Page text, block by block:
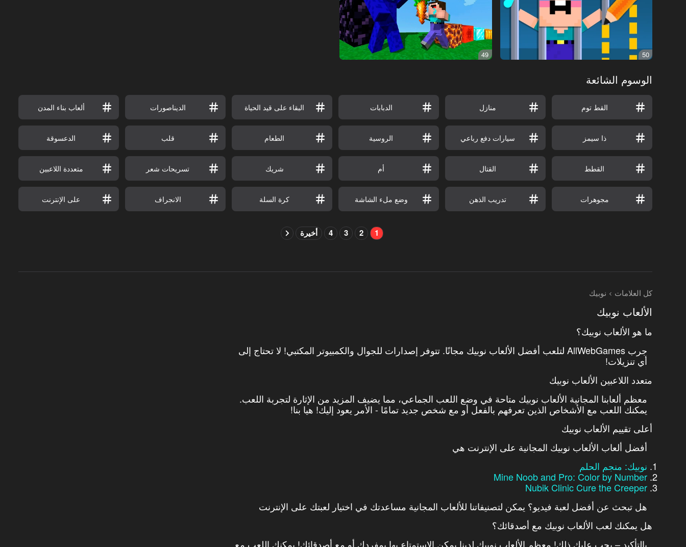
50
49
الوسوم الشائعة
القط توم منازل الدبابات البقاء على قيد الحياة الديناصورات ألعاب بناء المدن
ذا سيمز سيارات دفع رباعي الروسية الطعام قلب الدعسوقة
القطط القتال أم شريك تسريحات شعر متعددة اللاعبين
مجوهرات تدريب الذهن وضع ملء الشاشة كرة السلة الانجراف على الإنترنت
1
2
3
4 أخيرة
كل العلامات نوبيك
الألعاب نوبيك
ما هو الألعاب نوبيك؟
جرب AllWebGames لتلعب أفضل الألعاب نوبيك مجانًا. تتوفر إصدارات للجوال والكمبيوتر المكتبي! لا تحتاج إلى
أي تنزيلات!
متعدد اللاعبين الألعاب نوبيك
معظم ألعابنا المجانية الألعاب نوبيك متاحة في وضع اللعب الجماعي، مما يضيف المزيد من الإثارة لتجربة اللعب.
يمكنك اللعب مع الأشخاص الذين تعرفهم بالفعل أو مع شخص جديد تمامًا - الأمر يعود إليك! هيا بنا!
أعلى تقييم الألعاب نوبيك
أفضل ألعاب الألعاب نوبيك المجانية على الإنترنت هي
نوبيك: منجم الحلم
Mine Noob and Pro: Color by Number
Nubik Clinic Cure the Creeper
هل تبحث عن أفضل لعبة فيديو؟ يمكن لتصنيفاتنا للألعاب المجانية مساعدتك في اختيار لعبتك على الإنترنت
هل يمكنك لعب الألعاب نوبيك مع أصدقائك؟
بالتأكيد – يجب عليك ذلك! معظم الألعاب نوبيك لدينا يمكن الاستمتاع بها بمفردك أو مع أصدقائك! يمكنك اللعب مع